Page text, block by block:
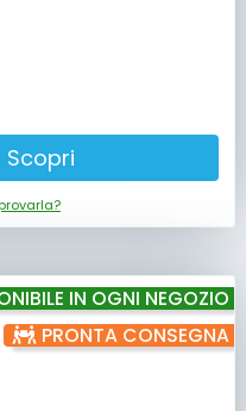
Scopri
IN OGNI NEGOZIO
PRONTA CONSEGNA